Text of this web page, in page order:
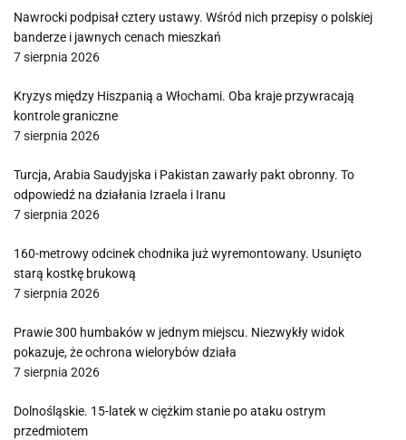
Nawrocki podpisał cztery ustawy. Wśród nich przepisy o polskiej
banderze i jawnych cenach mieszkań
7 sierpnia 2026
Kryzys między Hiszpanią a Włochami. Oba kraje przywracają
kontrole graniczne
7 sierpnia 2026
Turcja, Arabia Saudyjska i Pakistan zawarły pakt obronny. To
odpowiedź na działania Izraela i Iranu
7 sierpnia 2026
160-metrowy odcinek chodnika już wyremontowany. Usunięto
starą kostkę brukową
7 sierpnia 2026
Prawie 300 humbaków w jednym miejscu. Niezwykły widok
pokazuje, że ochrona wielorybów działa
7 sierpnia 2026
Dolnośląskie. 15-latek w ciężkim stanie po ataku ostrym
przedmiotem